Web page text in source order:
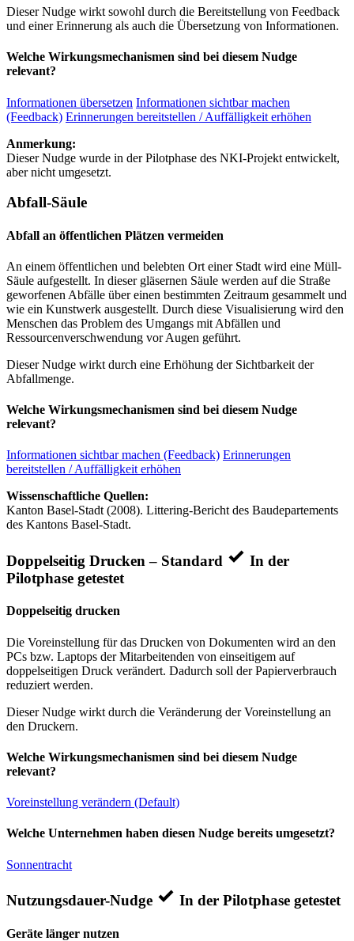
Dieser Nudge wirkt sowohl durch die Bereitstellung von Feedback
und einer Erinnerung als auch die Übersetzung von Informationen.
Welche Wirkungsmechanismen sind bei diesem Nudge
relevant?
Informationen übersetzen Informationen sichtbar machen
(Feedback) Erinnerungen bereitstellen / Auffälligkeit erhöhen
Anmerkung:
Dieser Nudge wurde in der Pilotphase des NKI-Projekt entwickelt,
aber nicht umgesetzt.
Abfall-Säule
Abfall an öffentlichen Plätzen vermeiden
An einem öffentlichen und belebten Ort einer Stadt wird eine Müll-
Säule aufgestellt. In dieser gläsernen Säule werden auf die Straße
geworfenen Abfälle über einen bestimmten Zeitraum gesammelt und
wie ein Kunstwerk ausgestellt. Durch diese Visualisierung wird den
Menschen das Problem des Umgangs mit Abfällen und
Ressourcenverschwendung vor Augen geführt.
Dieser Nudge wirkt durch eine Erhöhung der Sichtbarkeit der
Abfallmenge.
Welche Wirkungsmechanismen sind bei diesem Nudge
relevant?
Informationen sichtbar machen (Feedback) Erinnerungen
bereitstellen / Auffälligkeit erhöhen
Wissenschaftliche Quellen:
Kanton Basel-Stadt (2008). Littering-Bericht des Baudepartements
des Kantons Basel-Stadt.
Doppelseitig Drucken – Standard
In der
Pilotphase getestet
Doppelseitig drucken
Die Voreinstellung für das Drucken von Dokumenten wird an den
PCs bzw. Laptops der Mitarbeitenden von einseitigem auf
doppelseitigen Druck verändert. Dadurch soll der Papierverbrauch
reduziert werden.
Dieser Nudge wirkt durch die Veränderung der Voreinstellung an
den Druckern.
Welche Wirkungsmechanismen sind bei diesem Nudge
relevant?
Voreinstellung verändern (Default)
Welche Unternehmen haben diesen Nudge bereits umgesetzt?
Sonnentracht
Nutzungsdauer-Nudge In der Pilotphase getestet
Geräte länger nutzen